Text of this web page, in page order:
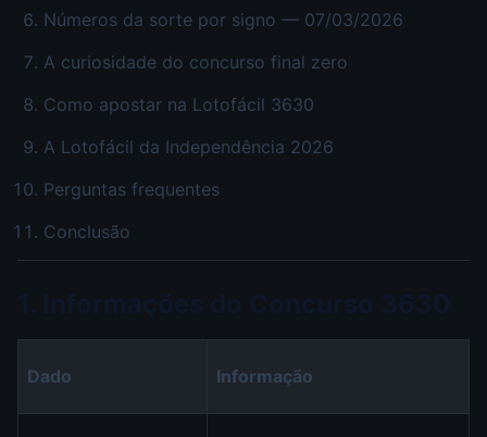
Números da sorte por signo — 07/03/2026
A curiosidade do concurso final zero
Como apostar na Lotofácil 3630
A Lotofácil da Independência 2026
Perguntas frequentes
Conclusão
Dado Informação